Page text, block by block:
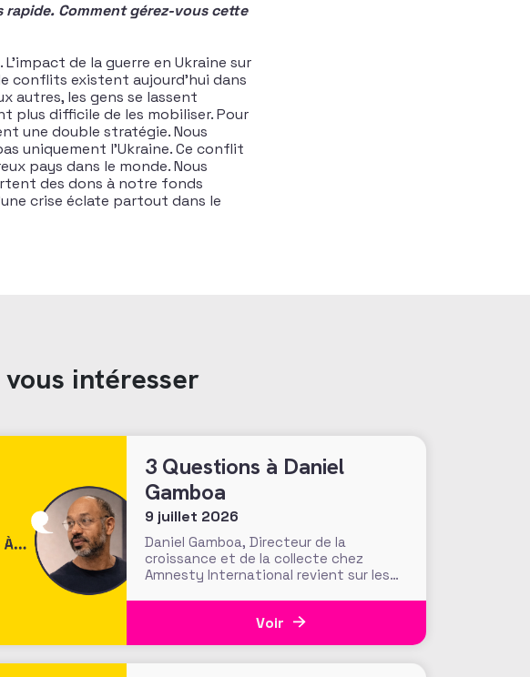
Comment gérez-vous cette
de la guerre en Ukraine sur
conflits existent aujourd’hui dans
autres, les gens se lassent
plus difficile de les mobiliser. Pour
une double stratégie. Nous
uniquement l’Ukraine. Ce conflit
pays dans le monde. Nous
des dons à notre fonds
crise éclate partout dans le
intéresser
3 Questions à Daniel
Gamboa
9 juillet 2026
Daniel Gamboa, Directeur de la
croissance et de la collecte chez
Amnesty International revient sur les
peuvent créer du lien ? Comment
Voir